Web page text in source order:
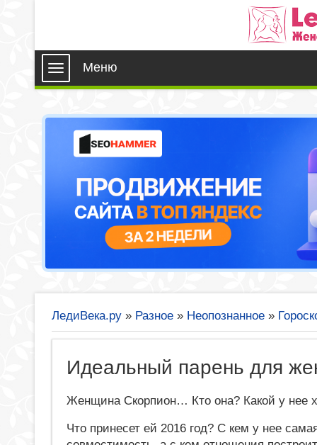
Меню
ЛедиВека.ру » Разное » Неопознанное »
Идеальный парень для
Женщина Скорпион… Кто она? Какой у нее
Что принесет ей 2016 год? С кем у нее